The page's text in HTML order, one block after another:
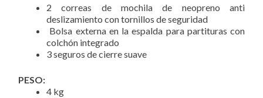
2 correas de mochila de neopreno anti
deslizamiento con tornillos de seguridad
Bolsa externa en la espalda para partituras con
colchón integrado
3 seguros de cierre suave
PESO:
4 kg